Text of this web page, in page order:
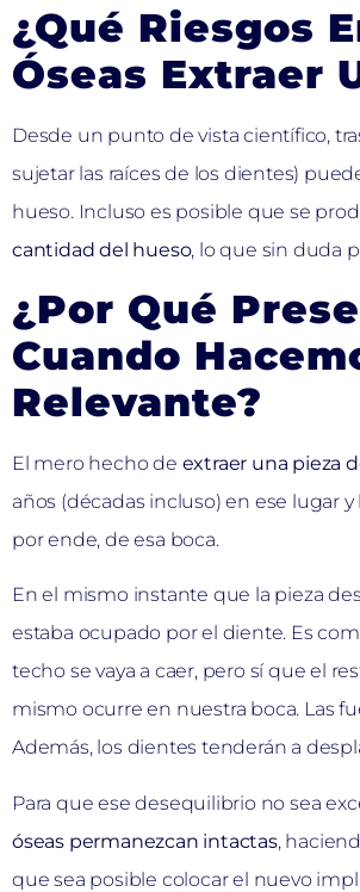
¿Qué Riesgos
Óseas Extraer
Desde un punto de vista científico,
sujetar las raíces de los dientes)
hueso. Incluso es posible que se
cantidad del hueso, lo que sin duda
¿Por Qué
Cuando
Relevante?
El mero hecho de extraer una pieza
años (décadas incluso) en ese lugar
por ende, de esa boca.
En el mismo instante que la pieza
estaba ocupado por el diente. Es
techo se vaya a caer, pero sí que el
mismo ocurre en nuestra boca. Las
Además, los dientes tenderán a
Para que ese desequilibrio no sea
óseas permanezcan intactas,
que sea posible colocar el nuevo